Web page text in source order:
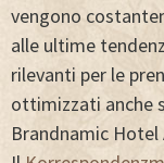
vengono
alle ultime
rilevanti per le
ottimizzati anche
Brandnamic Hotel